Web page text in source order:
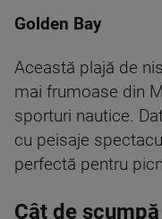
Golden Bay
Această plajă de
mai frumoase din
sporturi nautice.
cu peisaje
perfectă pentru
Cât de